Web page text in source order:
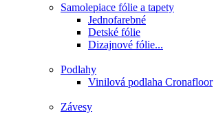
Samolepiace fólie a tapety
Jednofarebné
Detské fólie
Dizajnové fólie...
Podlahy
Vinilová podlaha Cronafloor
Závesy